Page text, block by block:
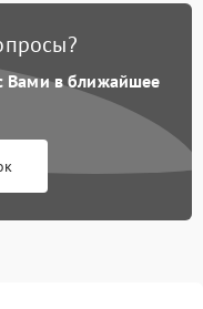
Вами в ближайшее